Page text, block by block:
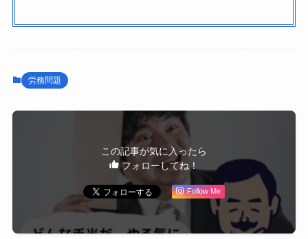
労務問題
この記事が気に入ったら
フォローしてね！
Follow Me